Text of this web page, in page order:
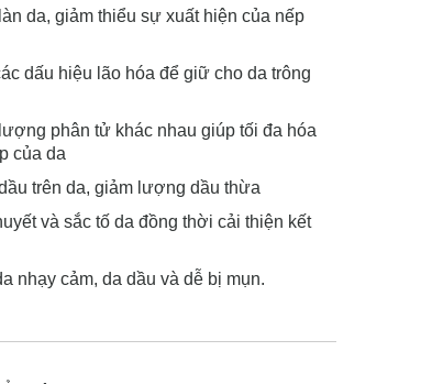
da, giảm thiểu sự xuất hiện của nếp
dấu hiệu lão hóa để giữ cho da trông
phân tử khác nhau giúp tối đa hóa
của da
trên da, giảm lượng dầu thừa
và sắc tố da đồng thời cải thiện kết
nhạy cảm, da dầu và dễ bị mụn.